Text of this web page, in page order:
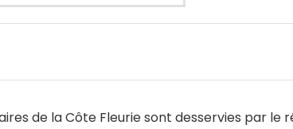
de la Côte Fleurie sont desservies par